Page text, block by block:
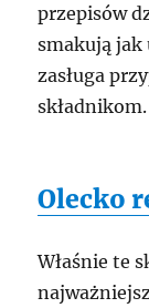
przepisów
smakują jak
zasługa
składnikom.
Olecko
Właśnie te